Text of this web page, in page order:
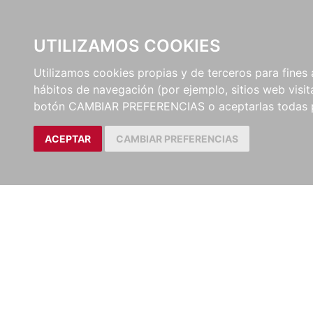
UTILIZAMOS COOKIES
Utilizamos cookies propias y de terceros para
hábitos de navegación (por ejemplo, sitios web
botón CAMBIAR PREFERENCIAS o aceptarlas
ACEPTAR CAMBIAR PREFERENCIAS
EDITORIAL